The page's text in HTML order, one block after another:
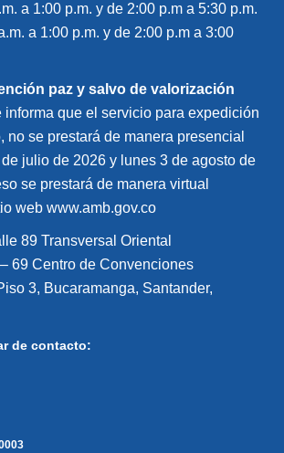
a 1:00 p.m. y de 2:00 p.m a 5:30 p.m.
a 1:00 p.m. y de 2:00 p.m a 3:00
paz y salvo de valorización
informa que el servicio para expedición
no se prestará de manera presencial
julio de 2026 y lunes 3 de agosto de
se prestará de manera virtual
web www.amb.gov.co
89 Transversal Oriental
69 Centro de Convenciones
3, Bucaramanga, Santander,
de contacto: